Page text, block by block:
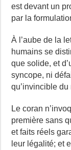
est devant un
par la
À l’aube de la
humains se
que solide, et
syncope, ni
qu’invincible
Le coran
première sans
et faits réels
leur légalité; et